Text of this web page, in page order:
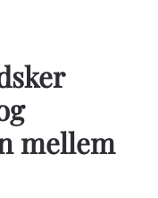
mellem